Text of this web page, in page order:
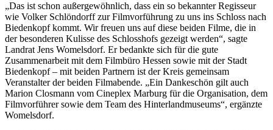
„Das ist schon außergewöhnlich, dass ein so bekannter Regisseur
wie Volker Schlöndorff zur Filmvorführung zu uns ins Schloss nach
Biedenkopf kommt. Wir freuen uns auf diese beiden Filme, die in
der besonderen Kulisse des Schlosshofs gezeigt werden“, sagte
Landrat Jens Womelsdorf. Er bedankte sich für die gute
Zusammenarbeit mit dem Filmbüro Hessen sowie mit der Stadt
Biedenkopf – mit beiden Partnern ist der Kreis gemeinsam
Veranstalter der beiden Filmabende. „Ein Dankeschön gilt auch
Marion Closmann vom Cineplex Marburg für die Organisation, dem
Filmvorführer sowie dem Team des Hinterlandmuseums“, ergänzte
Womelsdorf.